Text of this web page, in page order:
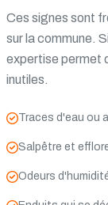
Ces signes sont
sur la commune.
expertise permet
inutiles.
Traces d'eau ou
Salpêtre et
Odeurs